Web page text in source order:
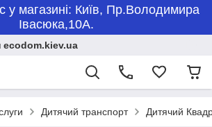
у магазині: Київ, Пр.Володимира
Івасюка,10А.
ecodom.kiev.ua
Дитячий транспорт Дитячий